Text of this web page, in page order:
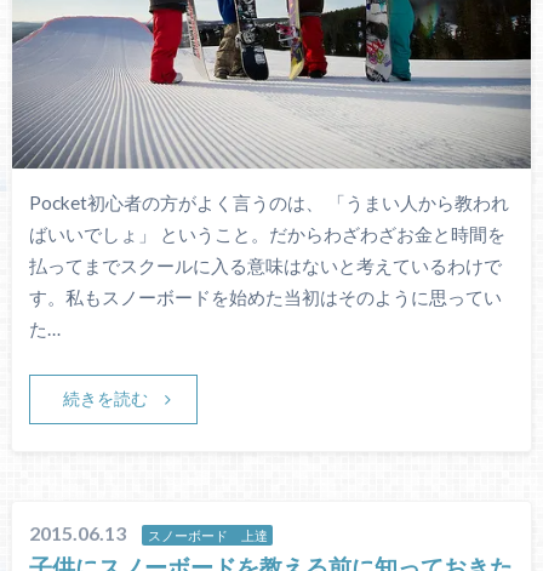
Pocket初心者の方がよく言うのは、 「うまい人から教われ
ばいいでしょ」 ということ。だからわざわざお金と時間を
払ってまでスクールに入る意味はないと考えているわけで
す。私もスノーボードを始めた当初はそのように思ってい
た…
続きを読む
2015.06.13 スノーボード 上達